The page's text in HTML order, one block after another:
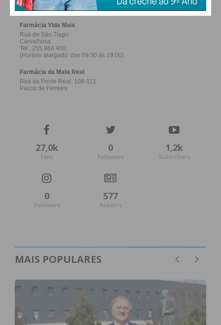
27,0k
Fans
0
Followers
1,2k
Subscribers
0
Followers
577
Readers
MAIS POPULARES